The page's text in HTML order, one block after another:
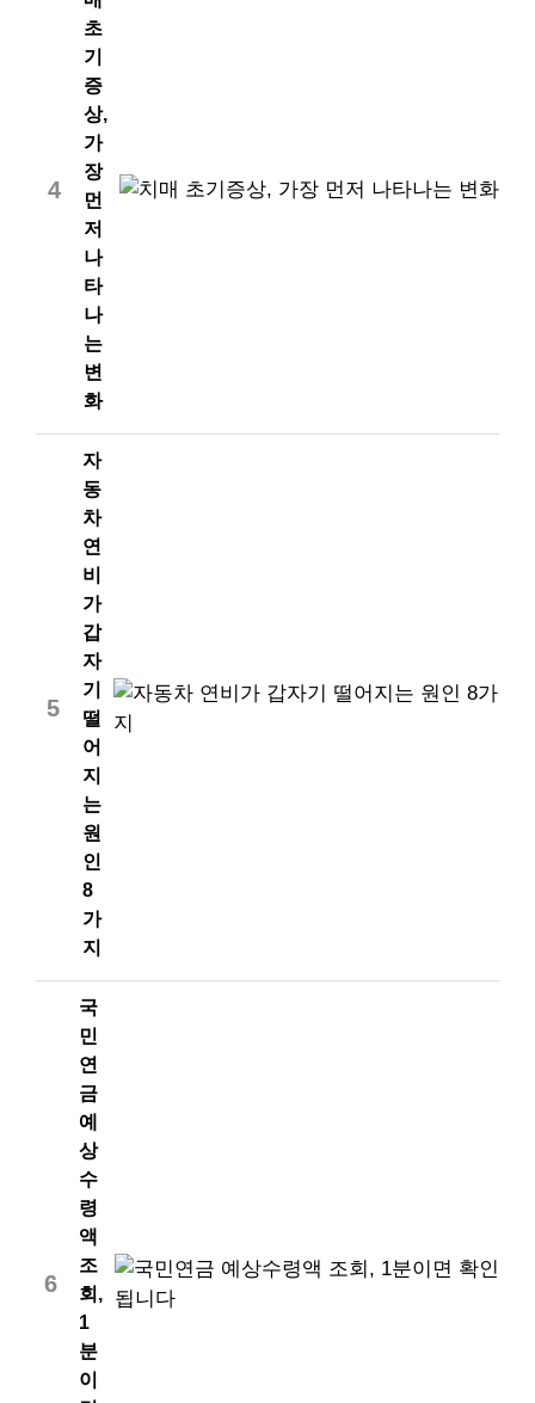
4
초
기
증
상,
가
장
먼
저
나
타
나
는
변
화
5
자
동
차
연
비
가
갑
자
기
떨
어
지
는
원
인
8
가
지
6
국
민
연
금
예
상
수
령
액
조
회,
1
분
이